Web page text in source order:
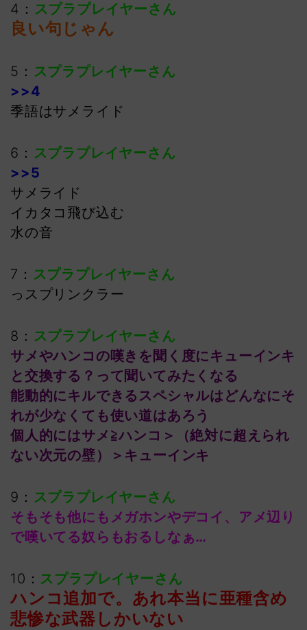
4： スプラプレイヤーさん
良い句じゃん
5： スプラプレイヤーさん
>>4
季語はサメライド
6： スプラプレイヤーさん
>>5
サメライド
イカタコ飛び込む
水の音
7： スプラプレイヤーさん
っスプリンクラー
8： スプラプレイヤーさん
サメやハンコの嘆きを聞く度にキューインキ
と交換する？って聞いてみたくなる
能動的にキルできるスペシャルはどんなにそ
れが少なくても使い道はあろう
個人的にはサメ≧ハンコ＞（絶対に超えられ
ない次元の壁）＞キューインキ
9： スプラプレイヤーさん
そもそも他にもメガホンやデコイ、アメ辺り
で嘆いてる奴らもおるしなぁ…
10： スプラプレイヤーさん
ハンコ追加で。あれ本当に亜種含め
悲惨な武器しかいない